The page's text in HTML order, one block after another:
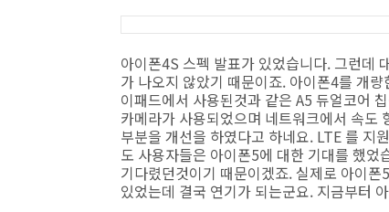
아이폰4S 스펙 발표가 있었습니다. 그런데
가 나오지 않았기 때문이죠. 아이폰4를 개
이패드에서 사용된것과 같은 A5 듀얼코어
카메라가 사용되었으며 네트워크에서 속도
부분을 개선을 하였다고 하네요. LTE 를 지
도 사용자들은 아이폰5에 대한 기대를 했
기다렸던것이기 때문이겠죠. 실제로 아이
있었는데 결국 연기가 되는군요. 지금부터